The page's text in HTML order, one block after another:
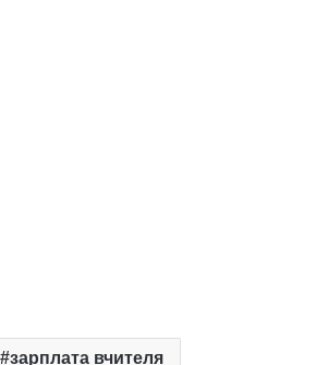
зарплата вчителя